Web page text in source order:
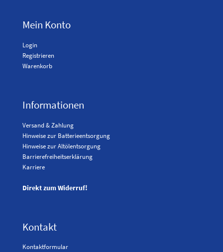
Mein Konto
Login
Registrieren
Warenkorb
Informationen
Versand & Zahlung
Hinweise zur Batterieentsorgung
Hinweise zur Altölentsorgung
Barrierefreiheitserklärung
Karriere
Direkt zum Widerruf!
Kontakt
Kontaktformular